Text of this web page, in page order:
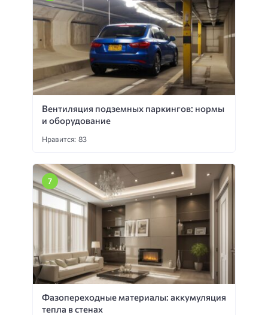
Вентиляция подземных паркингов: нормы
и оборудование
Нравится: 83
Фазопереходные материалы: аккумуляция
тепла в стенах